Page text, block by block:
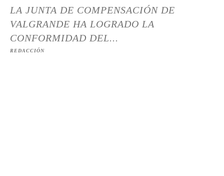
LA JUNTA DE COMPENSACIÓN DE
VALGRANDE HA LOGRADO LA
CONFORMIDAD DEL...
REDACCIÓN